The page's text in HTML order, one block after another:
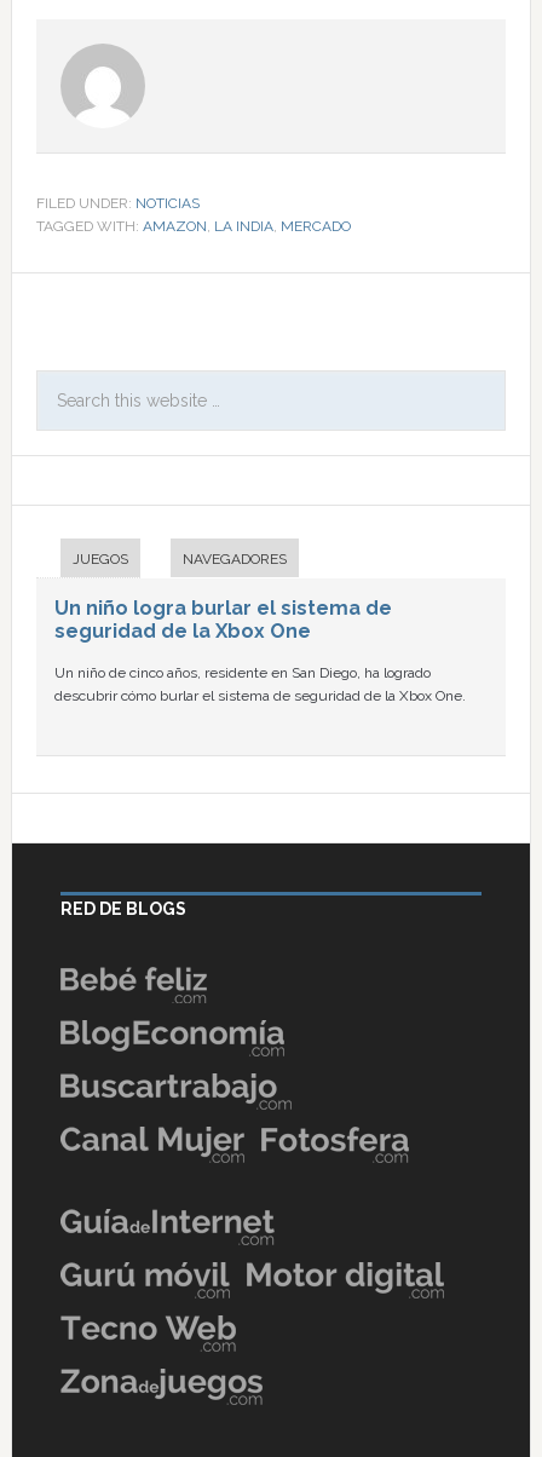
FILED UNDER: NOTICIAS
TAGGED WITH: AMAZON, LA INDIA, MERCADO
JUEGOS NAVEGADORES
Un niño logra burlar el sistema de
seguridad de la Xbox One
Un niño de cinco años, residente en San Diego, ha logrado
descubrir cómo burlar el sistema de seguridad de la Xbox One.
RED DE BLOGS